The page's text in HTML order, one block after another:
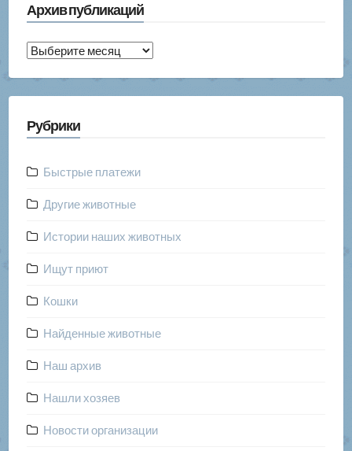
Архив публикаций
Архив
Рубрики
Быстрые платежи
Другие животные
Истории наших животных
Ищут приют
Кошки
Найденные животные
Наш архив
Нашли хозяев
Новости организации